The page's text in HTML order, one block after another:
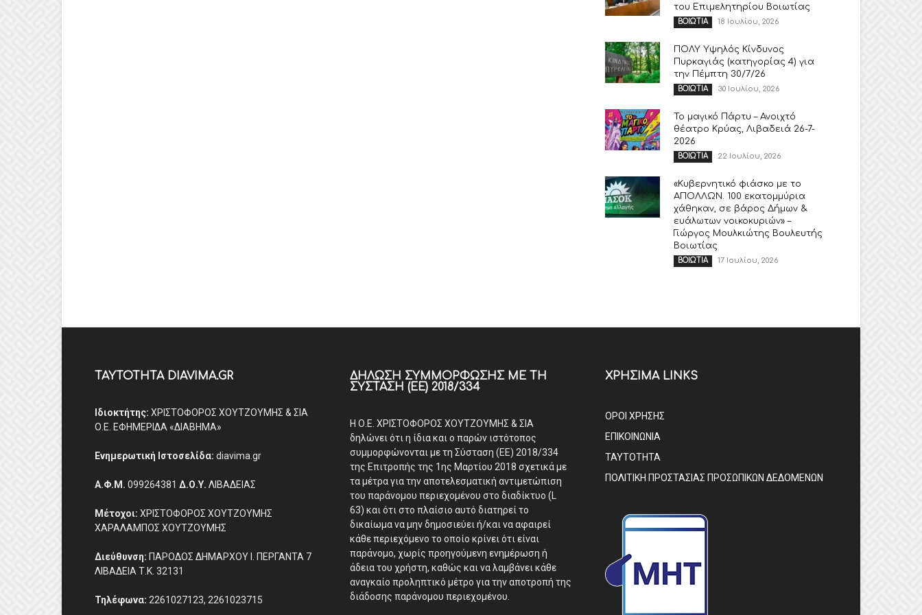
του Επιμελητηρίου Βοιωτίας
ΒΟΙΩΤΙΑ 18 Ιουλίου, 2026
ΠΟΛΥ Υψηλός Κίνδυνος
Πυρκαγιάς (κατηγορίας 4) για
την Πέμπτη 30/7/26
ΒΟΙΩΤΙΑ 30 Ιουλίου, 2026
Το μαγικό Πάρτυ – Ανοιχτό
θέατρο Κρύας, Λιβαδειά 26-7-
2026
ΒΟΙΩΤΙΑ 22 Ιουλίου, 2026
«Κυβερνητικό φιάσκο με το
ΑΠΟΛΛΩΝ. 100 εκατομμύρια
χάθηκαν, σε βάρος Δήμων &
ευάλωτων νοικοκυριών» –
Γιώργος Μουλκιώτης Βουλευτής
Βοιωτίας
ΒΟΙΩΤΙΑ 17 Ιουλίου, 2026
ΤΑΥΤΟΤΗΤΑ DIAVIMA.GR
Ιδιοκτήτης: ΧΡΙΣΤΟΦΟΡΟΣ ΧΟΥΤΖΟΥΜΗΣ & ΣΙΑ
Ο.Ε. ΕΦΗΜΕΡΙΔΑ «ΔΙΑΒΗΜΑ»
Ενημερωτική Ιστοσελίδα: diavima.gr
Α.Φ.Μ. 099264381 Δ.Ο.Υ. ΛΙΒΑΔΕΙΑΣ
Μέτοχοι: ΧΡΙΣΤΟΦΟΡΟΣ ΧΟΥΤΖΟΥΜΗΣ
ΧΑΡΑΛΑΜΠΟΣ ΧΟΥΤΖΟΥΜΗΣ
Διεύθυνση: ΠΑΡΟΔΟΣ ΔΗΜΑΡΧΟΥ Ι. ΠΕΡΓΑΝΤΑ 7
ΛΙΒΑΔΕΙΑ Τ.Κ. 32131
Τηλέφωνα: 2261027123, 2261023715
ΔΉΛΩΣΗ ΣΥΜΜΌΡΦΩΣΗΣ ΜΕ ΤΗ
ΣΎΣΤΑΣΗ (ΕΕ) 2018/334
Η Ο.Ε. ΧΡΙΣΤΟΦΟΡΟΣ ΧΟΥΤΖΟΥΜΗΣ & ΣΙΑ
δηλώνει ότι η ίδια και ο παρών ιστότοπος
συμμορφώνονται με τη Σύσταση (ΕΕ) 2018/334
της Επιτροπής της 1ης Μαρτίου 2018 σχετικά με
τα μέτρα για την αποτελεσματική αντιμετώπιση
του παράνομου περιεχομένου στο διαδίκτυο (L
63) και ότι στο πλαίσιο αυτό διατηρεί το
δικαίωμα να μην δημοσιεύει ή/και να αφαιρεί
κάθε περιεχόμενο το οποίο κρίνει ότι είναι
παράνομο, χωρίς προηγούμενη ενημέρωση ή
άδεια του χρήστη, καθώς και να λαμβάνει κάθε
αναγκαίο προληπτικό μέτρο για την αποτροπή της
διάδοσης παράνομου περιεχομένου.
ΧΡΗΣΙΜΑ LINKS
ΟΡΟΙ ΧΡΗΣΗΣ
ΕΠΙΚΟΙΝΩΝΙΑ
ΤΑΥΤΟΤΗΤΑ
ΠΟΛΙΤΙΚΗ ΠΡΟΣΤΑΣΙΑΣ ΠΡΟΣΩΠΙΚΩΝ ΔΕΔΟΜΕΝΩΝ